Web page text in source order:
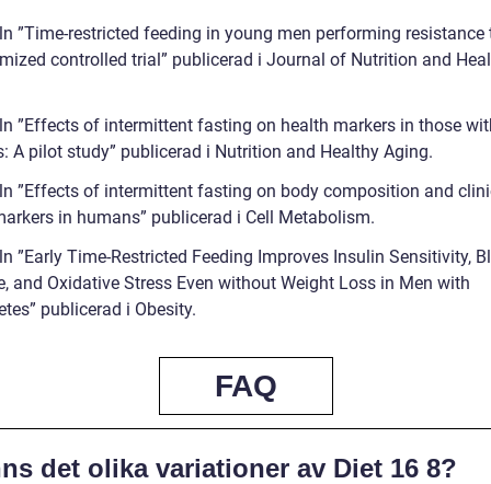
”Time-restricted feeding in young men performing resistance
controlled trial” publicerad i Journal of Nutrition and
”Effects of intermittent fasting on health markers in those
A pilot study” publicerad i Nutrition and Healthy Aging.
”Effects of intermittent fasting on body composition and
in humans” publicerad i Cell Metabolism.
”Early Time-Restricted Feeding Improves Insulin Sensitivity,
and Oxidative Stress Even without Weight Loss in Men with
publicerad i Obesity.
FAQ
det olika variationer av Diet 16 8?